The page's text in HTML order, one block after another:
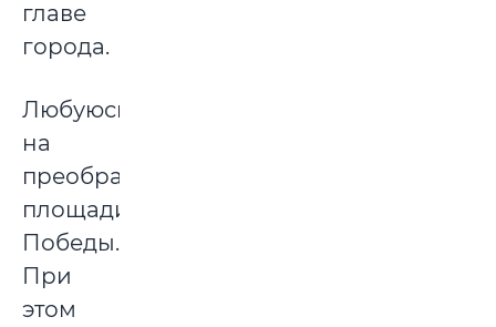
главе
города.
Любуюсь
на
преображение
площади
Победы.
При
этом